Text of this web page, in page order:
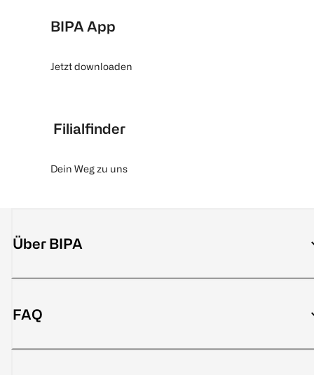
BIPA App
Jetzt downloaden
Filialfinder
Dein Weg zu uns
Über BIPA
FAQ